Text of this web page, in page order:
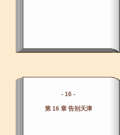
- 16 -
第 16 章 告别天津